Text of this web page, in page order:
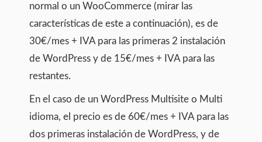
normal o un WooCommerce (mirar las
características de este a continuación), es de
30€/mes + IVA para las primeras 2 instalación
de WordPress y de 15€/mes + IVA para las
restantes.
En el caso de un WordPress Multisite o Multi
idioma, el precio es de 60€/mes + IVA para las
dos primeras instalación de WordPress, y de